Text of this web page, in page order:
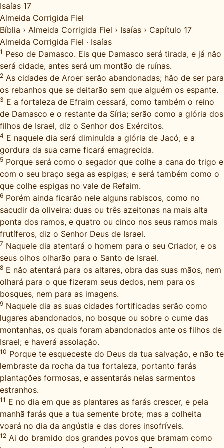
Isaías 17
Almeida Corrigida Fiel
Bíblia › Almeida Corrigida Fiel › Isaías › Capítulo 17
Almeida Corrigida Fiel · Isaías
1 Peso de Damasco. Eis que Damasco será tirada, e já não
será cidade, antes será um montão de ruínas.
2 As cidades de Aroer serão abandonadas; hão de ser para
os rebanhos que se deitarão sem que alguém os espante.
3 E a fortaleza de Efraim cessará, como também o reino
de Damasco e o restante da Síria; serão como a glória dos
filhos de Israel, diz o Senhor dos Exércitos.
4 E naquele dia será diminuída a glória de Jacó, e a
gordura da sua carne ficará emagrecida.
5 Porque será como o segador que colhe a cana do trigo e
com o seu braço sega as espigas; e será também como o
que colhe espigas no vale de Refaim.
6 Porém ainda ficarão nele alguns rabiscos, como no
sacudir da oliveira: duas ou três azeitonas na mais alta
ponta dos ramos, e quatro ou cinco nos seus ramos mais
frutíferos, diz o Senhor Deus de Israel.
7 Naquele dia atentará o homem para o seu Criador, e os
seus olhos olharão para o Santo de Israel.
8 E não atentará para os altares, obra das suas mãos, nem
olhará para o que fizeram seus dedos, nem para os
bosques, nem para as imagens.
9 Naquele dia as suas cidades fortificadas serão como
lugares abandonados, no bosque ou sobre o cume das
montanhas, os quais foram abandonados ante os filhos de
Israel; e haverá assolação.
10 Porque te esqueceste do Deus da tua salvação, e não te
lembraste da rocha da tua fortaleza, portanto farás
plantações formosas, e assentarás nelas sarmentos
estranhos.
11 E no dia em que as plantares as farás crescer, e pela
manhã farás que a tua semente brote; mas a colheita
voará no dia da angústia e das dores insofríveis.
12 Ai do bramido dos grandes povos que bramam como